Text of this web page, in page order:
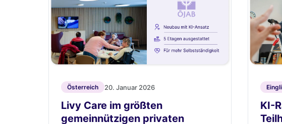
Österreich 20. Januar 2026
Livy Care im größten
gemeinnützigen privaten
KI-